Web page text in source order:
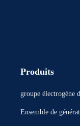
Produits
groupe électrogène
Ensemble de